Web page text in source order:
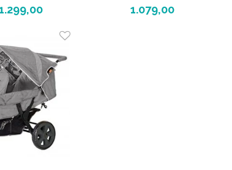
te vervoeren
bankjes
Altijd de nieuwste versie bij
1.079,00